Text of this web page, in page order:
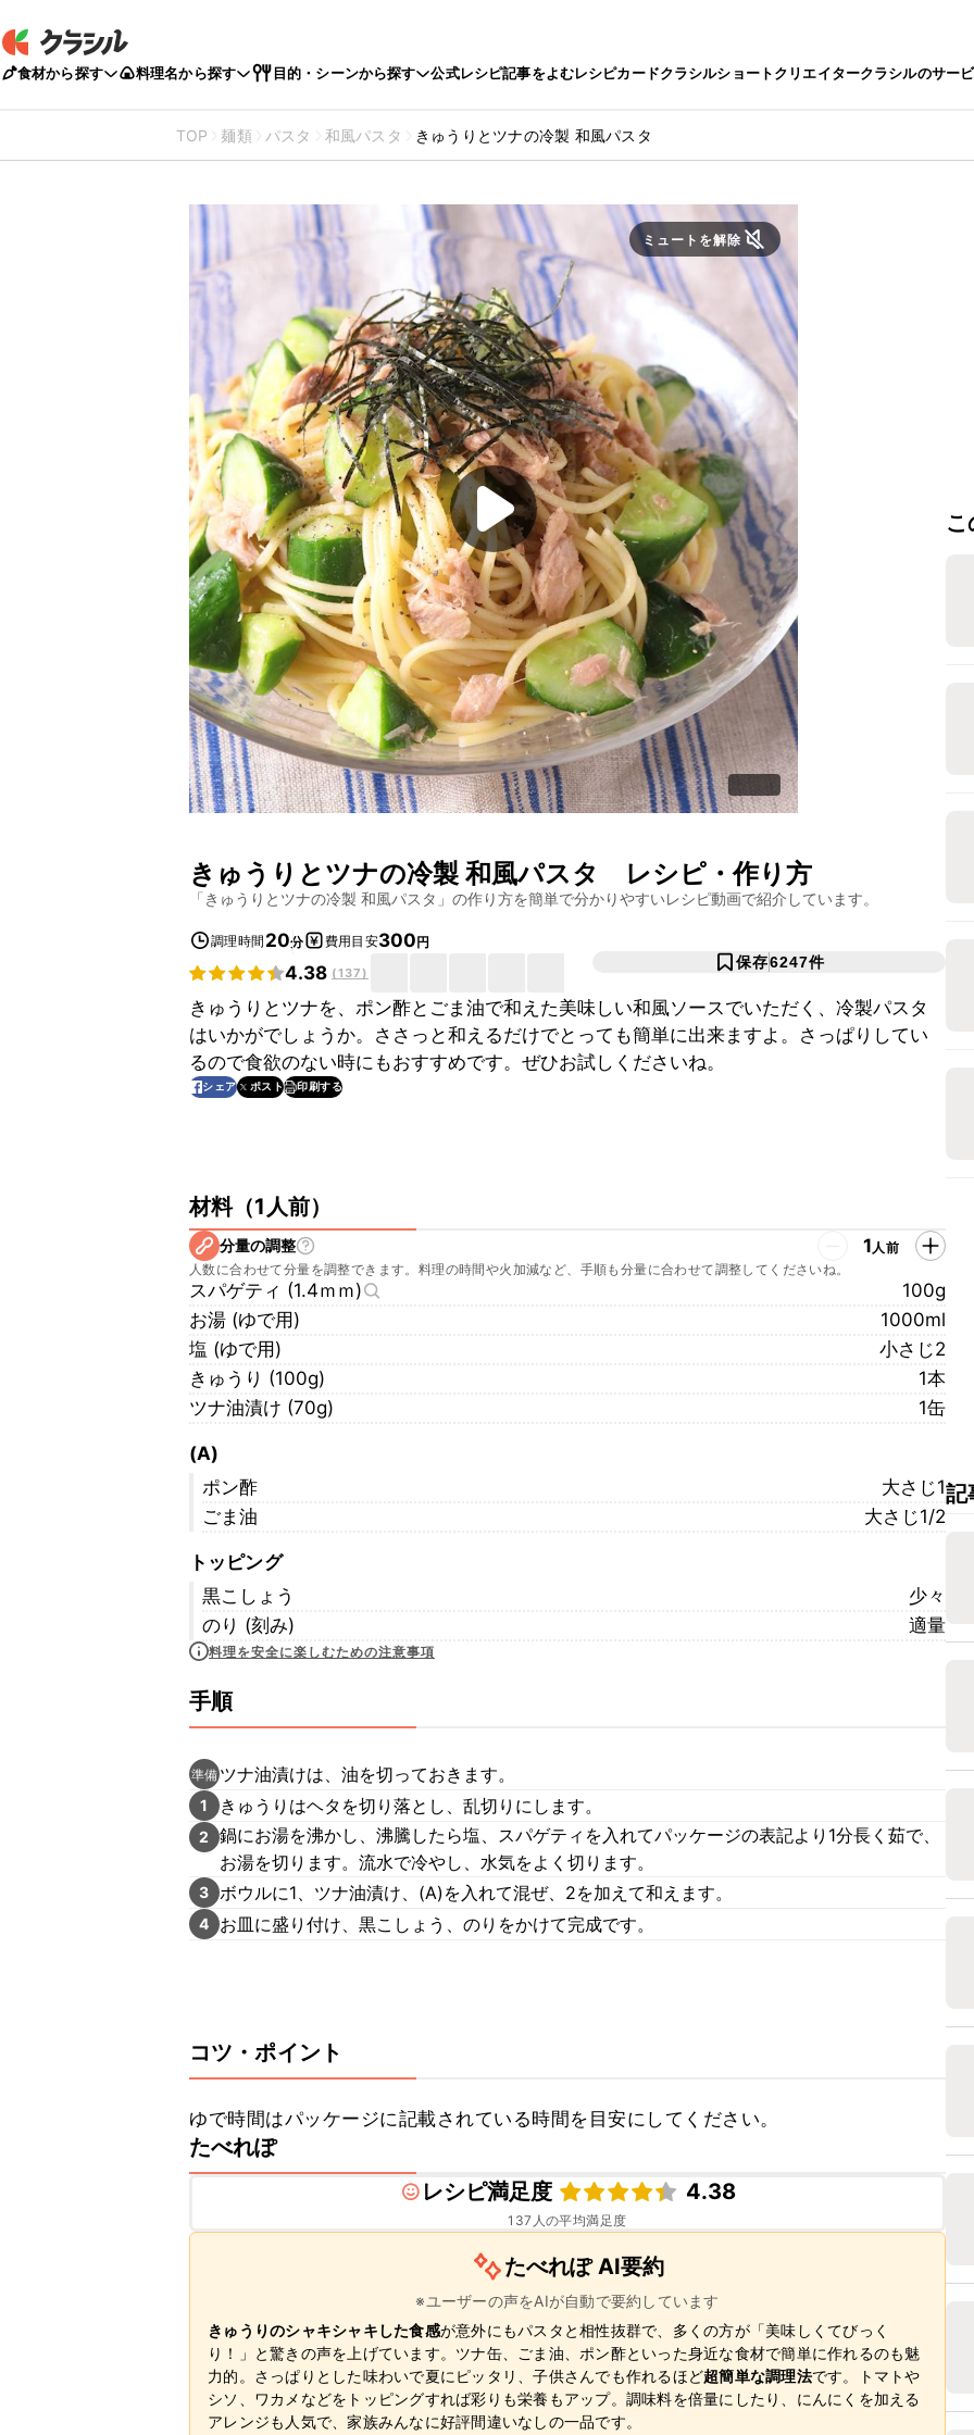
食材から探す 料理名から探す 目的・シーンから探す 公式レシピ記事をよむレシピカードクラシルショートクリエイタークラシルのサー
TOP 麺類 パスタ 和風パスタ きゅうりとツナの冷製 和風パスタ
ミュートを解除
きゅうりとツナの冷製 和風パスタ レシピ・作り方
「きゅうりとツナの冷製 和風パスタ 」の作り方を簡単で分かりやすいレシピ動画で紹介しています。
調理時間 20分 費用目安300円
4.38 (137)
保存6247件
きゅうりとツナを、ポン酢とごま油で和えた美味しい和風ソースでいただく、冷製パスタ
はいかがでしょうか。ささっと和えるだけでとっても簡単に出来ますよ。さっぱりしてい
るので食欲のない時にもおすすめです。ぜひお試しくださいね。
シェア ポスト 印刷する
材料（1人前）
分量の調整 1人前
人数に合わせて分量を調整できます。料理の時間や火加減など、手順も分量に合わせて調整してくださいね。
スパゲティ (1.4ｍｍ)
100g
お湯 (ゆで用)
1000ml
塩 (ゆで用)
小さじ2
きゅうり (100g)
1本
ツナ油漬け (70g)
1缶
(A)
ポン酢
大さじ1
ごま油
大さじ1/2
トッピング
黒こしょう
少々
のり (刻み)
適量
料理を安全に楽しむための注意事項
手順
準備 ツナ油漬けは、油を切っておきます。
1 きゅうりはヘタを切り落とし、乱切りにします。
2
鍋にお湯を沸かし、沸騰したら塩、スパゲティを入れてパッケージの表記より1分長く茹で、
お湯を切ります。流水で冷やし、水気をよく切ります。
3 ボウルに1、ツナ油漬け、(A)を入れて混ぜ、2を加えて和えます。
4 お皿に盛り付け、黒こしょう、のりをかけて完成です。
コツ・ポイント
ゆで時間はパッケージに記載されている時間を目安にしてください。
たべれぽ
レシピ満足度
4.38
137 人の平均満足度
たべれぽ AI要約
※ユーザーの声をAIが自動で要約しています
きゅうりのシャキシャキした食感が意外にもパスタと相性抜群で、多くの方が「美味しくてびっく
り！」と驚きの声を上げています。ツナ缶、ごま油、ポン酢といった身近な食材で簡単に作れるのも魅
力的。さっぱりとした味わいで夏にピッタリ、子供さんでも作れるほど超簡単な調理法です。トマトや
シソ、ワカメなどをトッピングすれば彩りも栄養もアップ。調味料を倍量にしたり、にんにくを加える
アレンジも人気で、家族みんなに好評間違いなしの一品です。
記